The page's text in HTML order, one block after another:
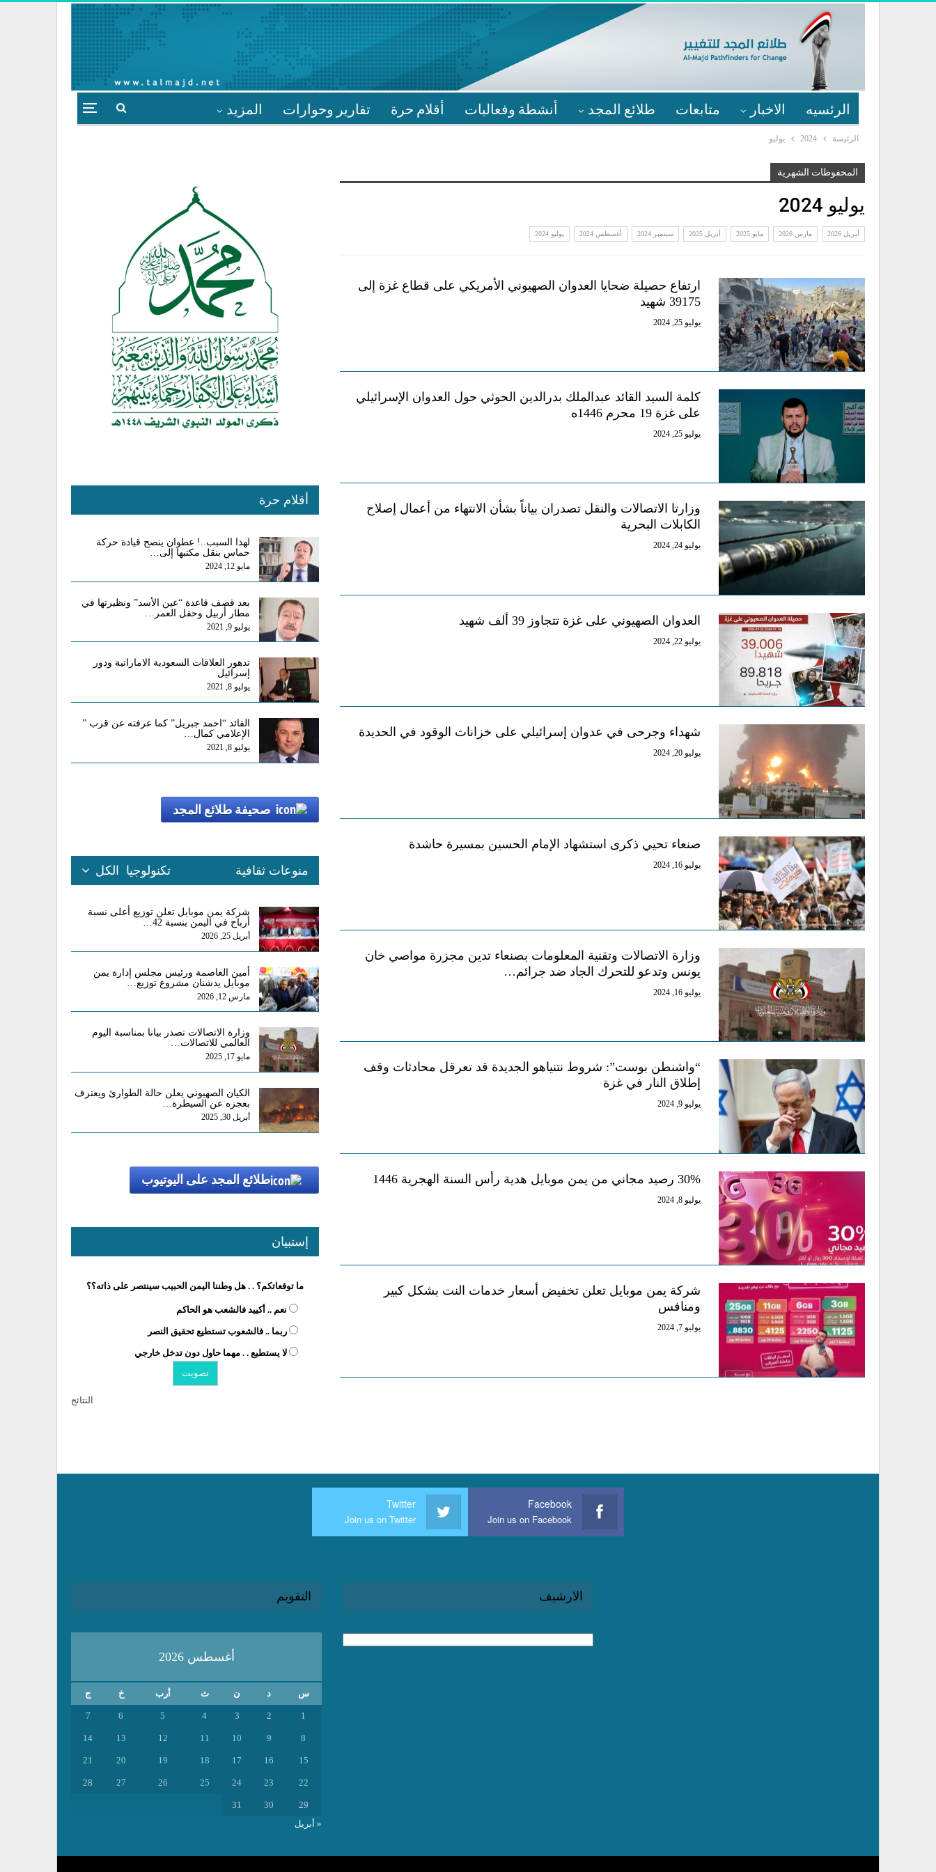
الرئسيه الاخبار متابعات طلائع المجد أنشطة وفعاليات أقلام حرة تقارير وحوارات المزيد
الرئيسة 2024 يوليو
المحفوظات الشهرية
يوليو 2024
أبريل 2026 مارس 2026 مايو 2025 أبريل 2025 سبتمبر 2024 أغسطس 2024 يوليو 2024
ارتفاع حصيلة ضحايا العدوان الصهيوني الأمريكي على قطاع غزة إلى
39175 شهيد
يوليو 25, 2024
كلمة السيد القائد عبدالملك بدرالدين الحوثي حول العدوان الإسرائيلي
على غزة 19 محرم 1446ه
يوليو 25, 2024
وزارتا الاتصالات والنقل تصدران بياناً بشأن الانتهاء من أعمال إصلاح
الكابلات البحرية
يوليو 24, 2024
العدوان الصهيوني على غزة تتجاوز 39 ألف شهيد
يوليو 22, 2024
شهداء وجرحى في عدوان إسرائيلي على خزانات الوقود في الحديدة
يوليو 20, 2024
صنعاء تحيي ذكرى استشهاد الإمام الحسين بمسيرة حاشدة
يوليو 16, 2024
وزارة الاتصالات وتقنية المعلومات بصنعاء تدين مجزرة مواصي خان
يونس وتدعو للتحرك الجاد ضد جرائم…
يوليو 16, 2024
“واشنطن بوست”: شروط نتنياهو الجديدة قد تعرقل محادثات وقف
إطلاق النار في غزة
يوليو 9, 2024
30% رصيد مجاني من يمن موبايل هدية رأس السنة الهجرية 1446
يوليو 8, 2024
شركة يمن موبايل تعلن تخفيض أسعار خدمات النت بشكل كبير
ومنافس
يوليو 7, 2024
أقلام حرة
لهذا السبب..! عطوان ينصح قيادة حركة
حماس بنقل مكتبها إلى…
مايو 12, 2024
بعد قصف قاعدة “عين الأسد” ونظيرتها في
مطار أربيل وحقل العمر…
يوليو 9, 2021
تدهور العلاقات السعودية الاماراتية ودور
إسرائيل
يوليو 8, 2021
القائد “احمد جبريل” كما عرفته عن قرب ”
الإعلامي كمال…
يوليو 8, 2021
صحيفة طلائع المجد
الكل منوعات ثقافية تكنولوجيا
شركة يمن موبايل تعلن توزيع أعلى نسبة
أرباح في اليمن بنسبة 42…
أبريل 25, 2026
أمين العاصمة ورئيس مجلس إدارة يمن
موبايل يدشنان مشروع توزيع…
مارس 12, 2026
وزارة الاتصالات تصدر بيانا بمناسبة اليوم
العالمي للاتصالات…
مايو 17, 2025
الكيان الصهيوني يعلن حالة الطوارئ ويعترف
بعجزه عن السيطرة…
أبريل 30, 2025
طلائع المجد على اليوتيوب
إستبيان
ما توقعاتكم؟ . . هل وطننا اليمن الحبيب سينتصر على ذاته؟؟
نعم .. أكييد فالشعب هو الحاكم
ربما .. فالشعوب تستطيع تحقيق النصر
لا يستطيع . . مهما حاول دون تدخل خارجي
النتائج
Facebook
Join us on Facebook
Twitter
Join us on Twitter
الارشيف التقويم
أغسطس 2026
س د ن ث أرب خ ج
1
2
3
4
5
6
7
8
9
10
11
12
13
14
15
16
17
18
19
20
21
22
23
24
25
26
27
28
29
30
31
« أبريل